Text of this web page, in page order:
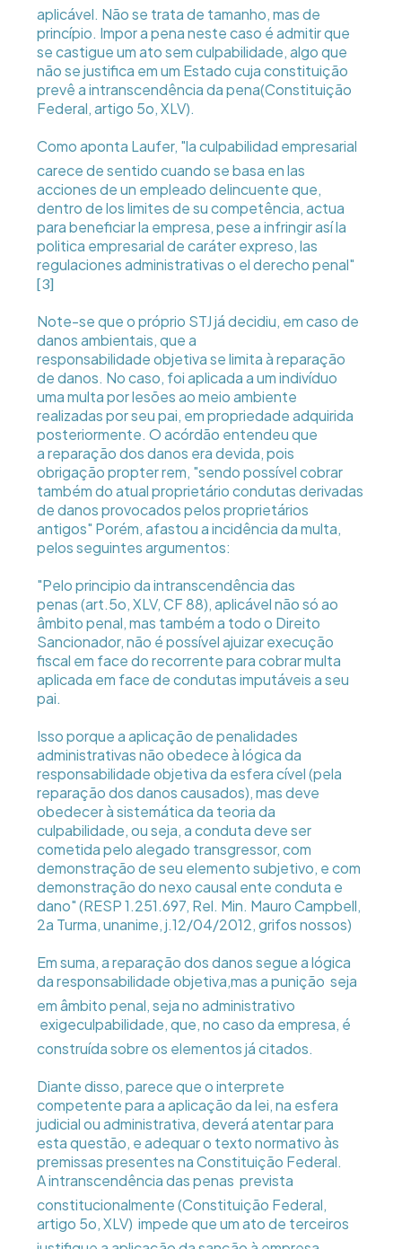
aplicável. Não se trata de tamanho, mas de
princípio. Impor a pena neste caso é admitir que
se castigue um ato sem culpabilidade, algo que
não se justifica em um Estado cuja constituição
prevê a intranscendência da pena(Constituição
Federal, artigo 5o, XLV).
Como aponta Laufer, "la culpabilidad empresarial
carece de sentido cuando se basa en las
acciones de un empleado delincuente que,
dentro de los limites de su competência, actua
para beneficiar la empresa, pese a infringir así la
politica empresarial de caráter expreso, las
regulaciones administrativas o el derecho penal"
[3]
Note-se que o próprio STJ já decidiu, em caso de
danos ambientais, que a
responsabilidade objetiva se limita à reparação
de danos. No caso, foi aplicada a um indivíduo
uma multa por lesões ao meio ambiente
realizadas por seu pai, em propriedade adquirida
posteriormente. O acórdão entendeu que
a reparação dos danos era devida, pois
obrigação propter rem, "sendo possível cobrar
também do atual proprietário condutas derivadas
de danos provocados pelos proprietários
antigos" Porém, afastou a incidência da multa,
pelos seguintes argumentos:
"Pelo principio da intranscendência das
penas (art.5o, XLV, CF 88), aplicável não só ao
âmbito penal, mas também a todo o Direito
Sancionador, não é possível ajuizar execução
fiscal em face do recorrente para cobrar multa
aplicada em face de condutas imputáveis a seu
pai.
Isso porque a aplicação de penalidades
administrativas não obedece à lógica da
responsabilidade objetiva da esfera cível (pela
reparação dos danos causados), mas deve
obedecer à sistemática da teoria da
culpabilidade, ou seja, a conduta deve ser
cometida pelo alegado transgressor, com
demonstração de seu elemento subjetivo, e com
demonstração do nexo causal ente conduta e
dano" (RESP 1.251.697, Rel. Min. Mauro Campbell,
2a Turma, unanime, j.12/04/2012, grifos nossos)
Em suma, a reparação dos danos segue a lógica
da responsabilidade objetiva,mas a punição  seja
em âmbito penal, seja no administrativo
 exigeculpabilidade, que, no caso da empresa, é
construída sobre os elementos já citados.
Diante disso, parece que o interprete
competente para a aplicação da lei, na esfera
judicial ou administrativa, deverá atentar para
esta questão, e adequar o texto normativo às
premissas presentes na Constituição Federal.
A intranscendência das penas  prevista
constitucionalmente (Constituição Federal,
artigo 5o, XLV)  impede que um ato de terceiros